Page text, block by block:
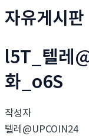
자유게시판
l5T_텔레
화_o6S
작성자
텔레@UPCOIN24